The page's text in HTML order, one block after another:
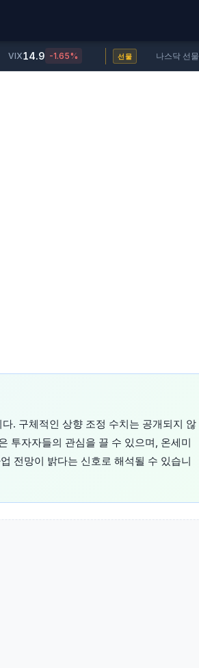
VIX14.9 -1.65% 선물 나스닥 선물
. 구체적인 상향 조정 수치는 공개되지 않
투자자들의 관심을 끌 수 있으며, 온세미
전망이 밝다는 신호로 해석될 수 있습니